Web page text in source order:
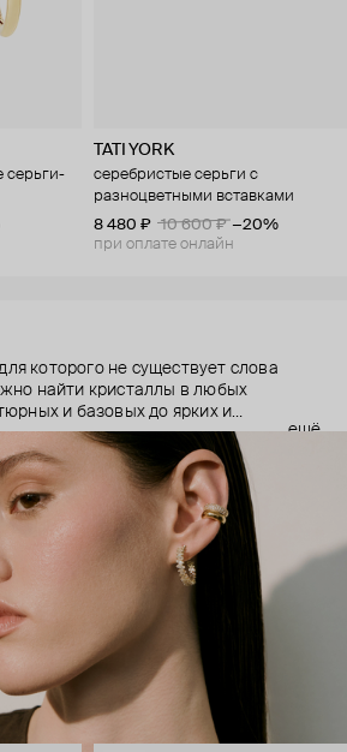
серьги-
TATI YORK
серебристые серьги с
разноцветными вставками
8 480 ₽
10 600 ₽ −20%
при оплате онлайн
которого не существует слова
найти кристаллы в любых
и базовых до ярких и
становятся главным элементом
– девушка из мегаполиса, которой
часов в сутках, чтобы все успеть, и
украшений, чтобы, поменяв серьги,
сразу из офиса.
ещё